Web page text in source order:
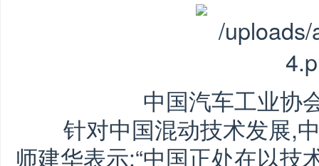
中国汽车工业协
针对中国混动技术发展,
师建华表示:“中国正处在以技